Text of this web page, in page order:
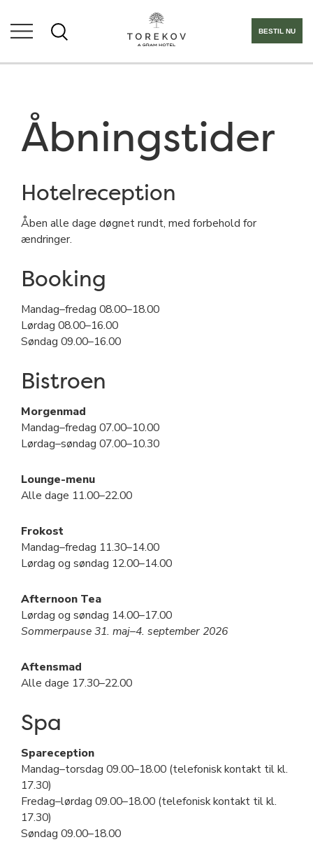
BESTIL NU
Åbningstider
Hotelreception
Åben alle dage døgnet rundt, med forbehold for
ændringer.
Booking
Mandag–fredag 08.00–18.00
Lørdag 08.00–16.00
Søndag 09.00–16.00
Bistroen
Morgenmad
Mandag–fredag 07.00–10.00
Lørdag–søndag 07.00–10.30
Lounge-menu
Alle dage 11.00–22.00
Frokost
Mandag–fredag 11.30–14.00
Lørdag og søndag 12.00–14.00
Afternoon Tea
Lørdag og søndag 14.00–17.00
Sommerpause 31. maj–4. september 2026
Aftensmad
Alle dage 17.30–22.00
Spa
Spareception
Mandag–torsdag 09.00–18.00 (telefonisk kontakt til kl.
17.30)
Fredag–lørdag 09.00–18.00 (telefonisk kontakt til kl.
17.30)
Søndag 09.00–18.00